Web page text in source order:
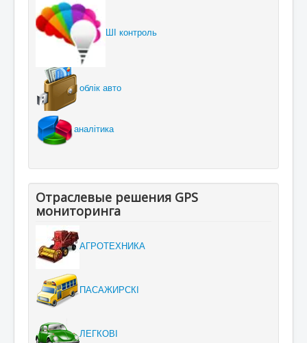
ШІ контроль
облік авто
аналітика
Отраслевые решения GPS
мониторинга
АГРОТЕХНИКА
ПАСАЖИРСКІ
ЛЕГКОВІ